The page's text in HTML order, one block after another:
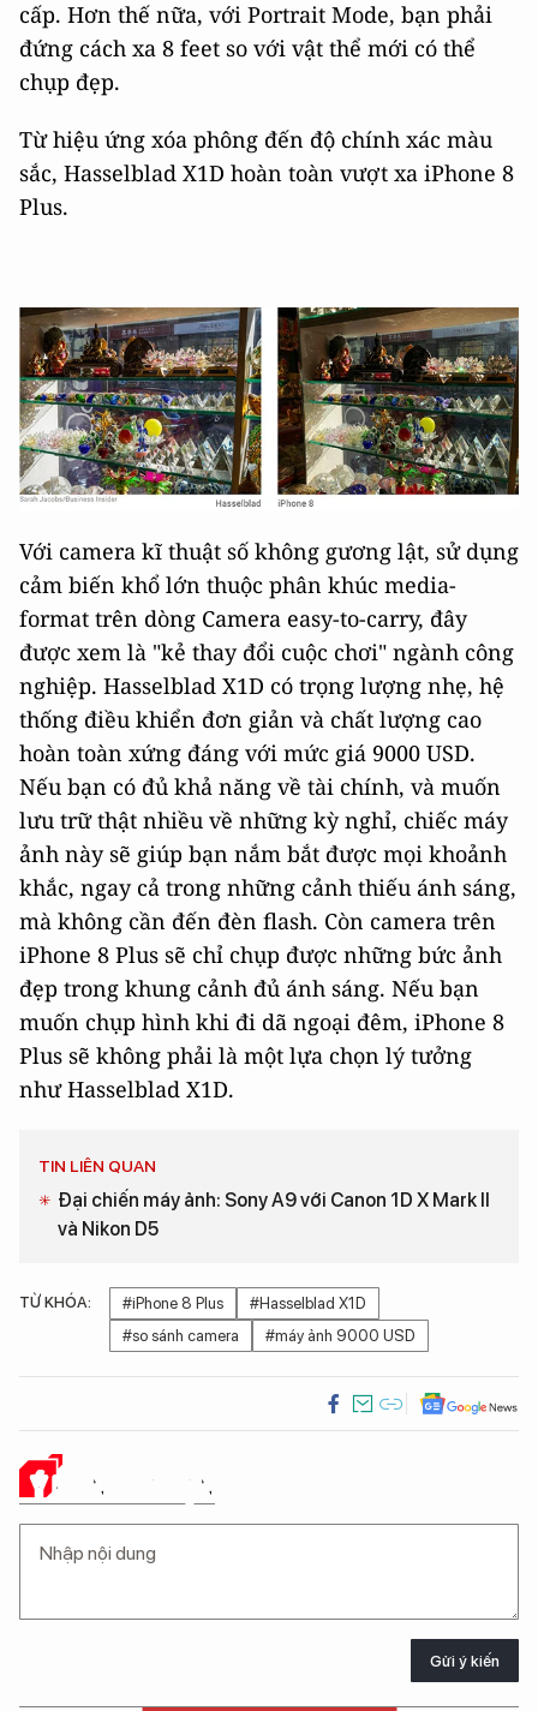
cấp. Hơn thế nữa, với Portrait Mode, bạn phải
đứng cách xa 8 feet so với vật thể mới có thể
chụp đẹp.
Từ hiệu ứng xóa phông đến độ chính xác màu
sắc, Hasselblad X1D hoàn toàn vượt xa iPhone 8
Plus.
Với camera kĩ thuật số không gương lật, sử dụng
cảm biến khổ lớn thuộc phân khúc media-
format trên dòng Camera easy-to-carry, đây
được xem là "kẻ thay đổi cuộc chơi" ngành công
nghiệp. Hasselblad X1D có trọng lượng nhẹ, hệ
thống điều khiển đơn giản và chất lượng cao
hoàn toàn xứng đáng với mức giá 9000 USD.
Nếu bạn có đủ khả năng về tài chính, và muốn
lưu trữ thật nhiều về những kỳ nghỉ, chiếc máy
ảnh này sẽ giúp bạn nắm bắt được mọi khoảnh
khắc, ngay cả trong những cảnh thiếu ánh sáng,
mà không cần đến đèn flash. Còn camera trên
iPhone 8 Plus sẽ chỉ chụp được những bức ảnh
đẹp trong khung cảnh đủ ánh sáng. Nếu bạn
muốn chụp hình khi đi dã ngoại đêm, iPhone 8
Plus sẽ không phải là một lựa chọn lý tưởng
như Hasselblad X1D.
TIN LIÊN QUAN
Đại chiến máy ảnh: Sony A9 với Canon 1D X Mark II
và Nikon D5
TỪ KHÓA: #iPhone 8 Plus
#Hasselblad X1D
#so sánh camera
#máy ảnh 9000 USD
Ý KIẾN CỦA BẠN
Gửi ý kiến